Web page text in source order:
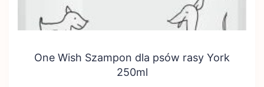
One Wish Szampon dla psów rasy York
250ml